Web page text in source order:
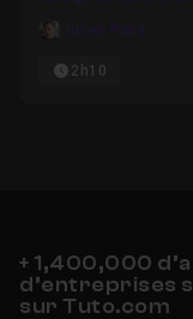
Julien Pons
2h10
+ 1,400,000
d’entreprises
sur Tuto.com